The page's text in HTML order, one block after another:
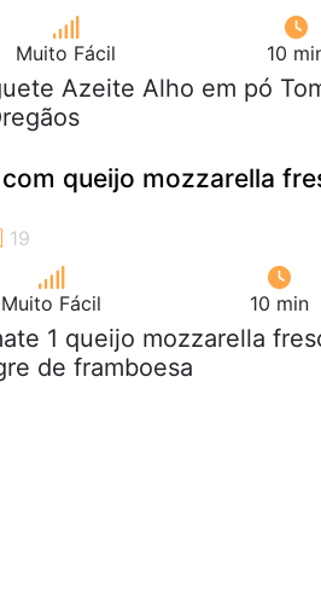
Muito Fácil 10
Azeite Alho em pó
queijo mozzarella
Muito Fácil 10 min
1 queijo mozzarella
de framboesa